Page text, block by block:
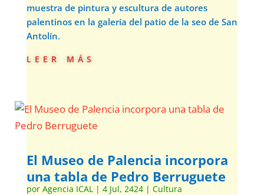
muestra de pintura y escultura de autores
palentinos en la galería del patio de la seo de San
Antolín.
leer más
El Museo de Palencia incorpora
una tabla de Pedro Berruguete
por Agencia ICAL| 4 Jul, 2424| Cultura